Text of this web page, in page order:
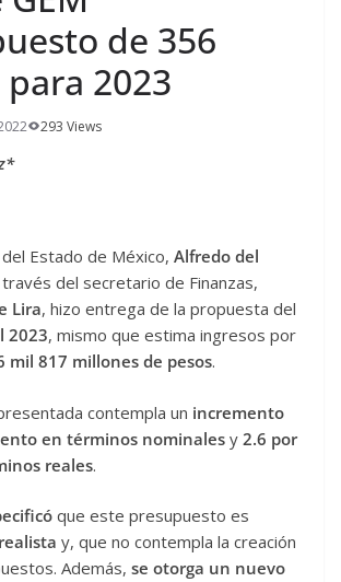
de 356
para 2023
293 Views
Estado de México, Alfredo del
del secretario de Finanzas,
Lira, hizo entrega de la propuesta del
2023, mismo que estima ingresos por
mil 817 millones de pesos.
contempla un incremento
en términos nominales y 2.6 por
reales.
que este presupuesto es
y, que no contempla la creación
Además, se otorga un nuevo